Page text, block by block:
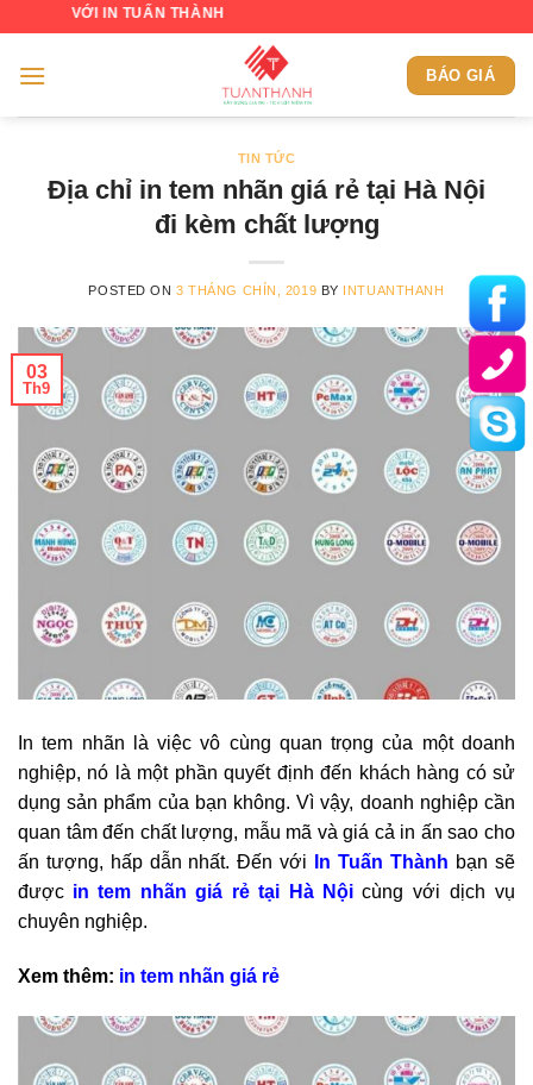
content
IN TUẤN THÀNH
BÁO GIÁ
TIN TỨC
Địa chỉ in tem nhãn giá rẻ tại Hà Nội
đi kèm chất lượng
POSTED ON3 THÁNG CHÍN, 2019 BY INTUANTHANH
03
Th9
In tem nhãn là việc vô cùng quan trọng của một doanh
nghiệp, nó là một phần quyết định đến khách hàng có sử
dụng sản phẩm của bạn không. Vì vậy, doanh nghiệp cần
quan tâm đến chất lượng, mẫu mã và giá cả in ấn sao cho
ấn tượng, hấp dẫn nhất. Đến với
In Tuấn Thành bạn sẽ
được in tem nhãn giá rẻ tại Hà Nội cùng với dịch vụ
chuyên nghiệp.
Xem thêm: in tem nhãn giá rẻ